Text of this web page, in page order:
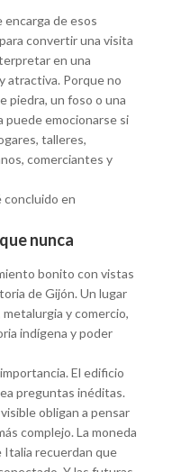
encarga de esos
convertir una visita
en una
atractiva. Porque no
piedra, un foso o una
puede emocionarse si
talleres,
comerciantes y
concluido en
nunca
bonito con vistas
de Gijón. Un lugar
y comercio,
indígena y poder
El edificio
preguntas inéditas.
obligan a pensar
complejo. La moneda
Italia recuerdan que